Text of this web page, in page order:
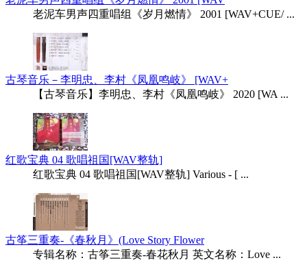
老泥车男声四重唱组《岁月燃情》 2001 [WAV+CUE/ ...
古琴音乐－李明忠、李村《凤凰鸣岐》 [WAV+
【古琴音乐】李明忠、李村《凤凰鸣岐》 2020 [WA ...
红歌宝典 04 歌唱祖国[WAV整轨]
红歌宝典 04 歌唱祖国[WAV整轨] Various - [ ...
古筝三重奏-《春秋月》(Love Story Flower
专辑名称：古筝三重奏-春花秋月 英文名称：Love ...